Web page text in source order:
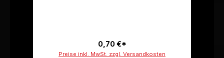
0,70 €*
Preise inkl. MwSt. zzgl. Versandkosten